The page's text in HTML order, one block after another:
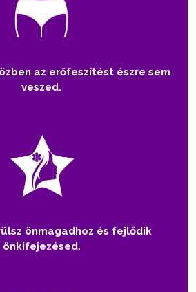
az erőfeszítést észre sem
veszed.
önmagadhoz és fejlődik
önkifejezésed.